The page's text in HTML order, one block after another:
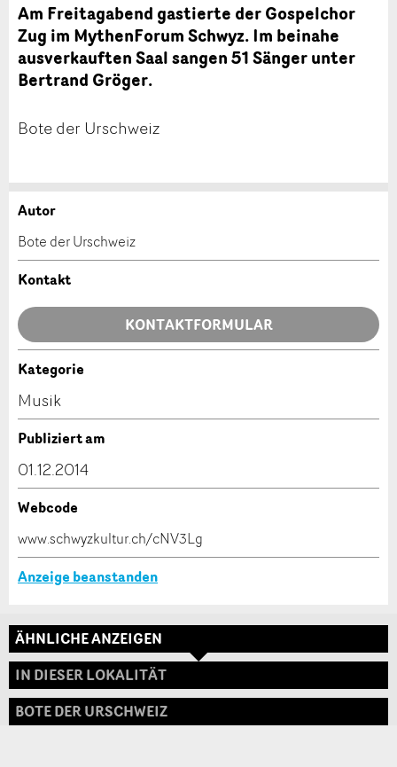
Am Freitagabend gastierte der Gospelchor
Zug im MythenForum Schwyz. Im beinahe
ausverkauften Saal sangen 51 Sänger unter
Bertrand Gröger.
Bote der Urschweiz
Anzeige beanstanden
Ihr Feedback wird sehr geschätzt!
Allgemeines Feedback
Anzeige nicht mehr gültig
Anzeige unvollständig
* Eingabe erforderlich
Anzeige weiterempfehlen
Empfehlen Sie diese Anzeige an Freunde weiter.
* Eingabe erforderlich
Autor
Bote der Urschweiz
Kontakt
KONTAKTFORMULAR
Kontakt
Verfassen Sie eine Nachricht für die Kontaktpersonen
Adresse
Kategorie
Musik
Publiziert am
01.12.2014
Webcode
www.schwyzkultur.ch/cNV3Lg
Anzeige beanstanden
ÄHNLICHE ANZEIGEN
IN DIESER LOKALITÄT
BOTE DER URSCHWEIZ